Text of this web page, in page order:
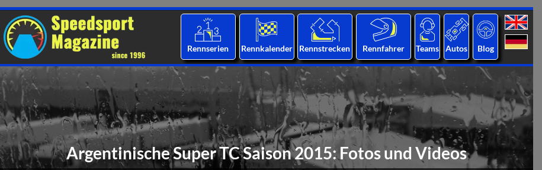
Rennserien Rennkalender Rennstrecken Rennfahrer Teams Autos Blog
Argentinische Super TC Saison 2015: Fotos und Videos